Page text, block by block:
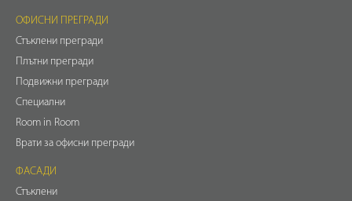
ОФИСНИ ПРЕГРАДИ
Стъклени прегради
Плътни прегради
Подвижни прегради
Специални
Room in Room
Врати за офисни прегради
ФАСАДИ
Стъклени